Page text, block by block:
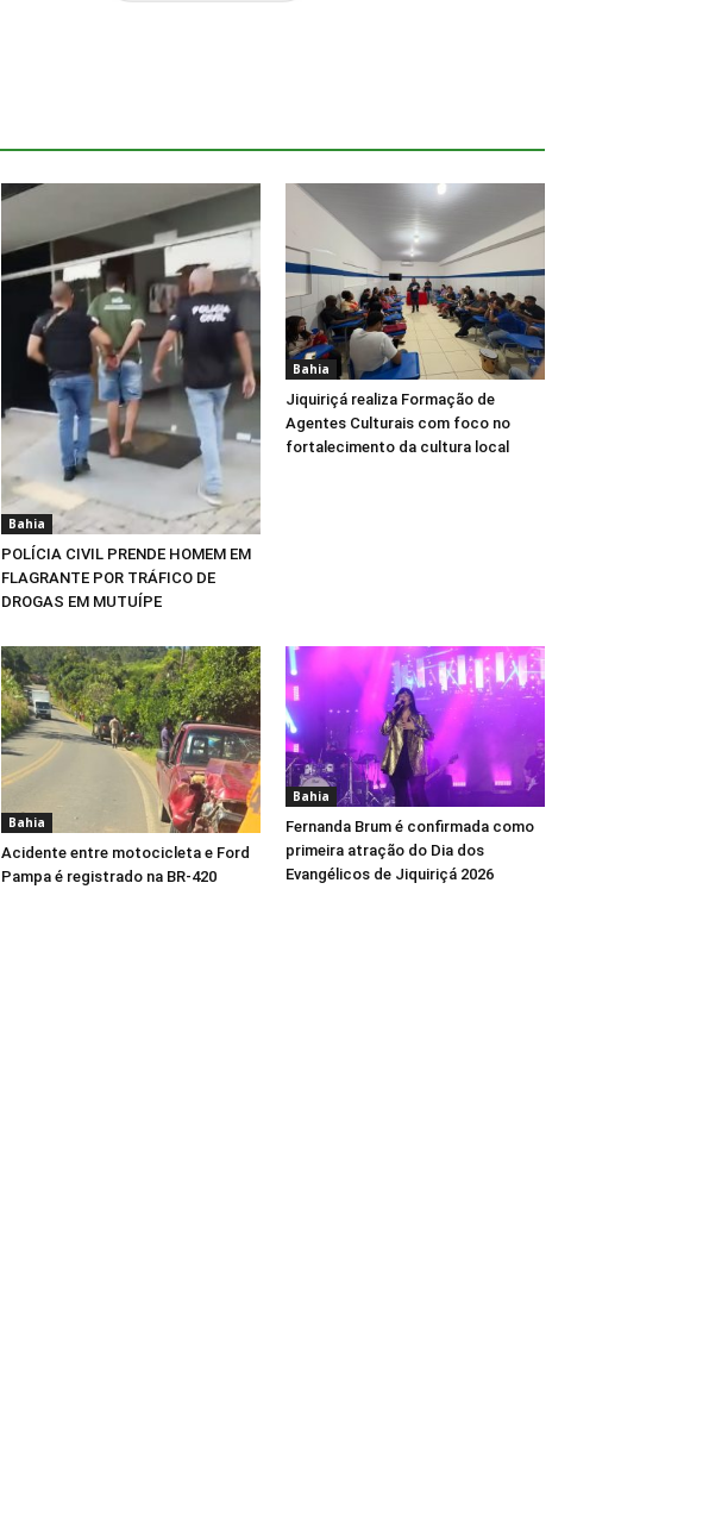
Bahia
POLÍCIA CIVIL PRENDE HOMEM EM
FLAGRANTE POR TRÁFICO DE
DROGAS EM MUTUÍPE
Bahia
Jiquiriçá realiza Formação de
Agentes Culturais com foco no
fortalecimento da cultura local
Bahia
Acidente entre motocicleta e Ford
Pampa é registrado na BR-420
Bahia
Fernanda Brum é confirmada como
primeira atração do Dia dos
Evangélicos de Jiquiriçá 2026